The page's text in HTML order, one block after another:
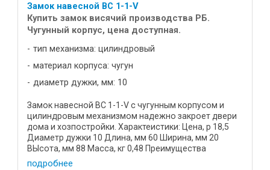
Замок навесной ВС 1-1-V
Купить замок висячий производства РБ.
Чугунный корпус, цена доступная.
тип механизма: цилиндровый
материал корпуса: чугун
диаметр дужки, мм: 10
Замок навесной ВС 1-1-V с чугунным корпусом и
цилиндровым механизмом надежно закроет двери
дома и хозпостройки. Характеистики: Цена, р 18,5
Диаметр дужки 10 Длина, мм 60 Ширина, мм 20
ВЫсота, мм 88 Масса, кг 0,48 Преимущества
устройства: Корпус ...
подробнее